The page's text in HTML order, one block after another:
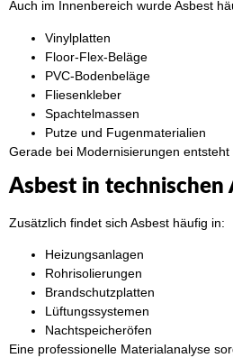
Auch im Innenbereich wurde Asbest
Vinylplatten
Floor-Flex-Beläge
PVC-Bodenbeläge
Fliesenkleber
Spachtelmassen
Putze und Fugenmaterialien
Gerade bei Modernisierungen entsteht
Asbest in technischen
Zusätzlich findet sich Asbest häufig in:
Heizungsanlagen
Rohrisolierungen
Brandschutzplatten
Lüftungssystemen
Nachtspeicheröfen
Eine professionelle Materialanalyse